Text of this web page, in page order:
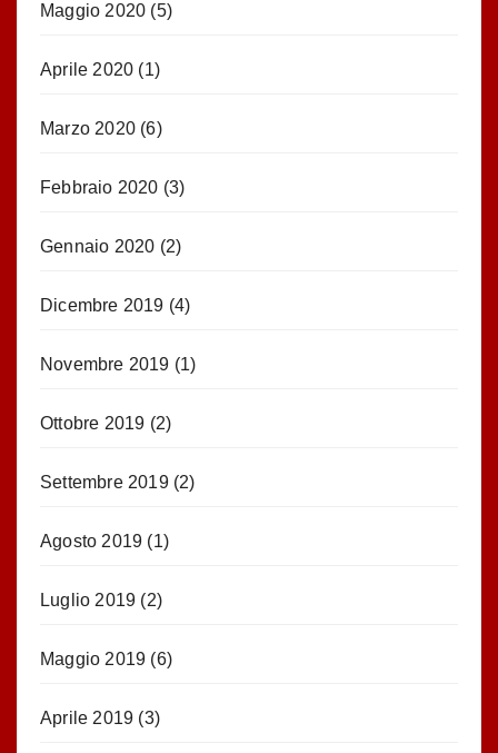
Maggio 2020 (5)
Aprile 2020 (1)
Marzo 2020 (6)
Febbraio 2020 (3)
Gennaio 2020 (2)
Dicembre 2019 (4)
Novembre 2019 (1)
Ottobre 2019 (2)
Settembre 2019(2)
Agosto 2019 (1)
Luglio 2019 (2)
Maggio 2019 (6)
Aprile 2019 (3)